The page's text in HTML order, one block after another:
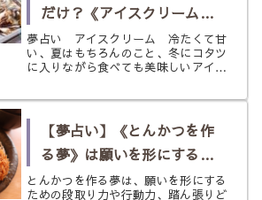
だけ？《アイスクリーム》
の夢
夢占い アイスクリーム 冷たくて甘
い、夏はもちろんのこと、冬にコタツ
に入りながら食べても美味しいアイス
リームは季節問わず私達を楽しませて
ぎるとお腹を壊してしまうかもしれな
い...【夢占い】《とんかつを作
る夢》は願いを形にするサ
イン？ 段取り・熱量・踏ん
とんかつを作る夢は、願いを形にする
ための段取り力や行動力、踏ん張りど